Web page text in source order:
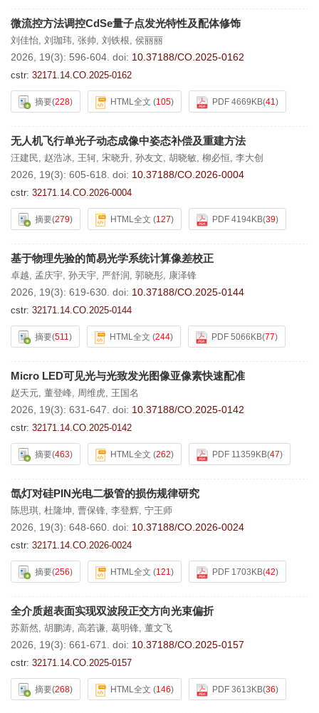
微流控方法调控CdSe量子点发光特性及配体修饰
刘佳怡, 刘珈玮, 张帅, 刘铁根, 侯丽丽
2026, 19(3): 596-604. doi: 10.37188/CO.2025-0162
cstr: 32171.14.CO.2025-0162
摘要(228) HTML全文 (105) PDF 4669KB(41)
无人机飞行单光子动态成像中姿态补偿及重建方法
汪建民, 赵浩冰, 王轲, 宋晓升, 孙友文, 胡晓敏, 柳必恒, 李大创
2026, 19(3): 605-618. doi: 10.37188/CO.2026-0004
cstr: 32171.14.CO.2026-0004
摘要(279) HTML全文 (127) PDF 4194KB(39)
基于物理先验的简易光学系统计算像差校正
卓越, 孟庆宇, 孙天宇, 严舒润 , 郭晓彤, 康泽锋
2026, 19(3): 619-630. doi: 10.37188/CO.2025-0144
cstr: 32171.14.CO.2025-0144
摘要(511) HTML全文 (244) PDF 5066KB(77)
Micro LED可见光与光致发光图像亚像素快速配准
赵天元, 董登峰, 周维虎, 王国名
2026, 19(3): 631-647. doi: 10.37188/CO.2025-0142
cstr: 32171.14.CO.2025-0142
摘要(463) HTML全文 (262) PDF 11359KB(47)
氙灯对硅PIN光电二极管的损伤规律研究
陈思琪, 杜隆坤, 曹保锋, 李登辉, 宁王师
2026, 19(3): 648-660. doi: 10.37188/CO.2026-0024
cstr: 32171.14.CO.2026-0024
摘要(256) HTML全文 (121) PDF 1703KB(42)
全介质超表面实现双波段正交方向光束偏折
苏新然, 胡鹏涛, 高若谦, 葛明锋, 董文飞
2026, 19(3): 661-671. doi: 10.37188/CO.2025-0157
cstr: 32171.14.CO.2025-0157
摘要(268) HTML全文 (146) PDF 3613KB(36)